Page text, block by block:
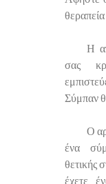
Η
σας
Σύμπαν
Ο
ένα
θετικής
έχετε